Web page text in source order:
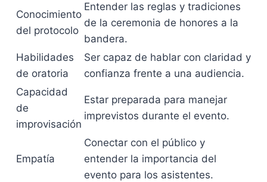
Conocimiento
del protocolo
Entender las reglas y tradiciones
de la ceremonia de honores a la
bandera.
Habilidades
de oratoria
Ser capaz de hablar con claridad y
confianza frente a una audiencia.
Capacidad
de
improvisación
Estar preparada para manejar
imprevistos durante el evento.
Empatía
Conectar con el público y
entender la importancia del
evento para los asistentes.